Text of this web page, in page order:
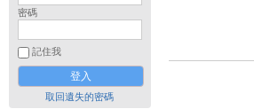
密碼
記住我
取回遺失的密碼